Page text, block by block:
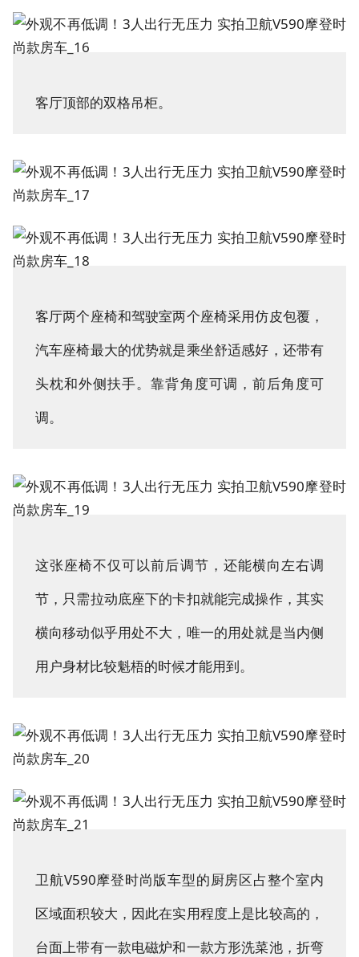
客厅顶部的双格吊柜。
客厅两个座椅和驾驶室两个座椅采用仿皮包覆，
汽车座椅最大的优势就是乘坐舒适感好，还带有
头枕和外侧扶手。靠背角度可调，前后角度可
调。
这张座椅不仅可以前后调节，还能横向左右调
节，只需拉动底座下的卡扣就能完成操作，其实
横向移动似乎用处不大，唯一的用处就是当内侧
用户身材比较魁梧的时候才能用到。
卫航V590摩登时尚版车型的厨房区占整个室内
区域面积较大，因此在实用程度上是比较高的，
台面上带有一款电磁炉和一款方形洗菜池，折弯